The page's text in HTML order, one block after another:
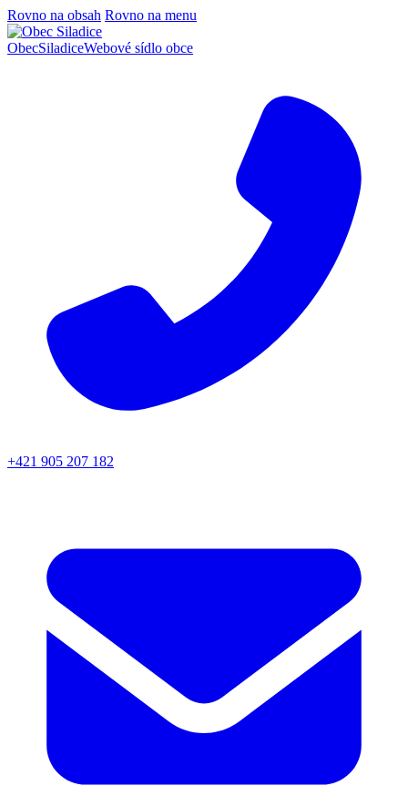
Rovno na obsah Rovno na menu
ObecSiladiceWebové sídlo obce
+421 905 207 182